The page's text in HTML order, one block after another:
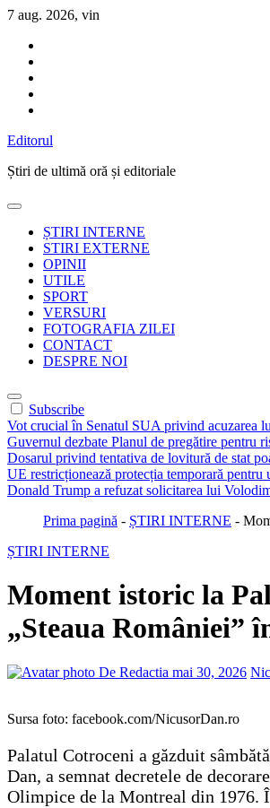
Sari
conținut
7 aug. 2026, vin
Editorul
Știri de ultimă oră și editoriale
ȘTIRI INTERNE
STIRI EXTERNE
OPINII
UTILE
SPORT
VERSURI
FOTOGRAFIA ZILEI
CONTACT
DESPRE NOI
Subscribe
Vot crucial în Senatul SUA privind acuzarea
Guvernul dezbate Planul de pregătire pentru
Dosarul privind tentativa de lovitură de stat
UE restricționează protecția temporară
Donald Trump a refuzat solicitarea lui
Prima pagină - ȘTIRI INTERNE -
ȘTIRI INTERNE
Moment istoric la
„Steaua României”
De Redactia mai 30, 2026
Sursa foto: facebook.com/NicusorDan.ro
Palatul Cotroceni a găzduit
Dan, a semnat decretele de
Olimpice de la Montreal din 1976.